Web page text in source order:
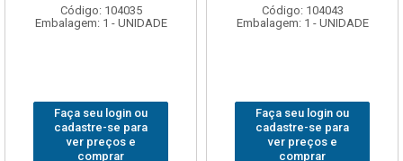
Código: 104035
Embalagem: 1 - UNIDADE
Faça seu login ou
cadastre-se para
ver preços e
comprar
Código: 104043
Embalagem: 1 - UNIDADE
Faça seu login ou
cadastre-se para
ver preços e
comprar